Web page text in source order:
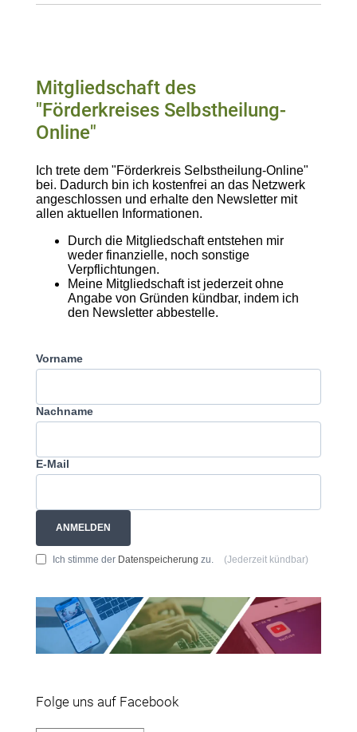
Mitgliedschaft des
"Förderkreises Selbstheilung-
Online"
Ich trete dem "Förderkreis Selbstheilung-Online"
bei. Dadurch bin ich kostenfrei an das Netzwerk
angeschlossen und erhalte den Newsletter mit
allen aktuellen Informationen.
Durch die Mitgliedschaft entstehen mir
weder finanzielle, noch sonstige
Verpflichtungen.
Meine Mitgliedschaft ist jederzeit ohne
Angabe von Gründen kündbar, indem ich
den Newsletter abbestelle.
Vorname
Nachname
E-Mail
ANMELDEN
Ich stimme der Datenspeicherung zu. (Jederzeit kündbar)
Folge uns auf Facebook